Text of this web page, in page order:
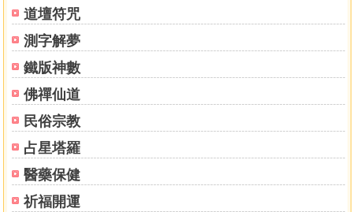
道壇符咒
測字解夢
鐵版神數
佛禪仙道
民俗宗教
占星塔羅
醫藥保健
祈福開運
天有三門：大衝、小吉、從魁；地有四戶：月建，除危
開定。
值使相交乃天乙之所，在值使臨處為天乙之行宮，其值
符同乎天 乙有難，宜棄門從坤後一為「九天」、二為「九
地」，九天之上利以 揚兵，九地之下利以埋伏；前三為六
合，二為太陰，六合之中逃亡是 利，太陰之處潛伏斯宜。
三詐之方，舉動皆利，是休生開合乙丙丁、九地、太陰
而然也！
五假之地，各有吉凶，是杜死驚傷景合九地、太陰、乙
丙丁、己 癸而致也；如六戊不測之術，六甲陰符之妙，此乃
心悟，難以言傳， 有志於衛國安民，出將入相者，不可不知